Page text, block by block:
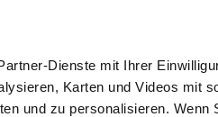
Dienste mit Ihrer
Karten und Videos mit
und zu personalisieren. Wenn
& Themen Jobs & Karriere